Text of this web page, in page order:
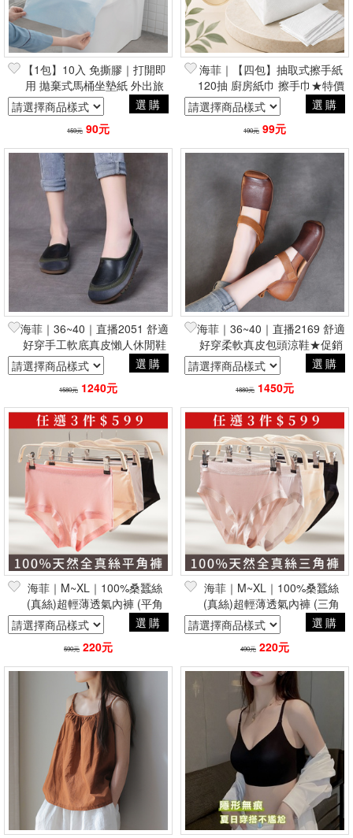
【1包】10入 免撕膠｜打開即
用 拋棄式馬桶坐墊紙 外出旅
遊必備★特價★
選購
159元 90元
海菲｜【四包】抽取式擦手紙
120抽 廚房紙巾 擦手巾★特價
★
選購
190元 99元
海菲｜36~40｜直播2051 舒適
好穿手工軟底真皮懶人休閒鞋
★促銷★
選購
1580元 1240元
海菲｜36~40｜直播2169 舒適
好穿柔軟真皮包頭涼鞋★促銷
★
選購
1880元 1450元
海菲｜M~XL｜100%桑蠶絲
(真絲)超輕薄透氣內褲 (平角
款)
選購
590元 220元
海菲｜M~XL｜100%桑蠶絲
(真絲)超輕薄透氣內褲 (三角
褲)
選購
490元 220元